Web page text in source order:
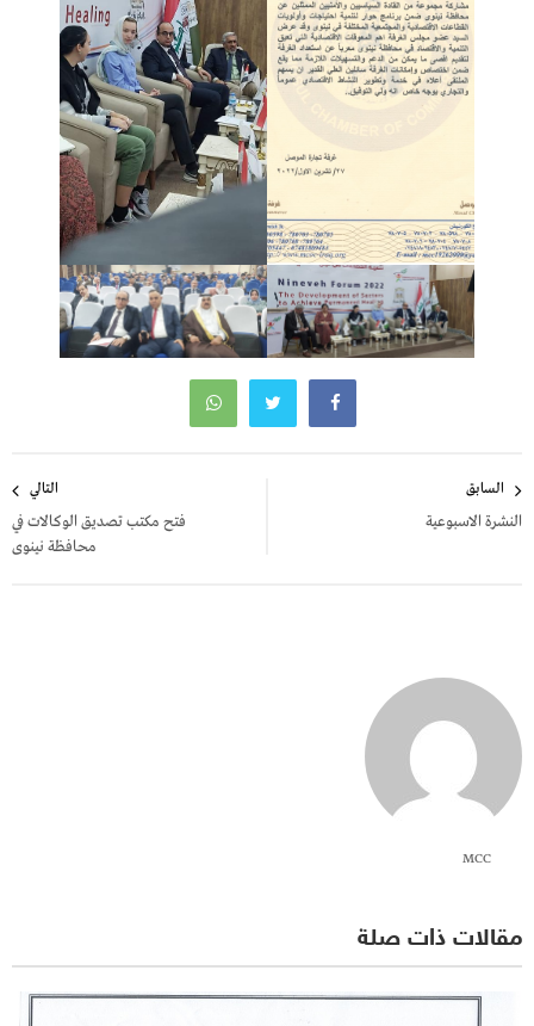
المقالات
السابق
النشرة الاسبوعية
التالي
فتح مكتب تصديق الوكالات في
محافظة نينوى
MCC
مقالات ذات صلة